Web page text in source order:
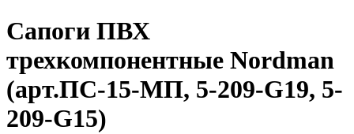
Сапоги ПВХ
трехкомпонентные Nordman
(арт.ПС-15-МП, 5-209-G19, 5-
209-G15)